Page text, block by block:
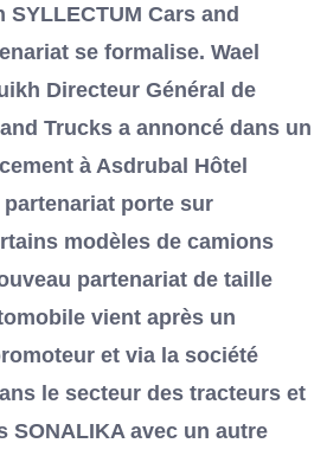
Cars and
se formalise. Wael
Directeur Général de
Trucks a annoncé dans un
à Asdrubal Hôtel
partenariat porte sur
modèles de camions
partenariat de taille
vient après un
et via la société
le secteur des tracteurs et
SONALIKA avec un autre